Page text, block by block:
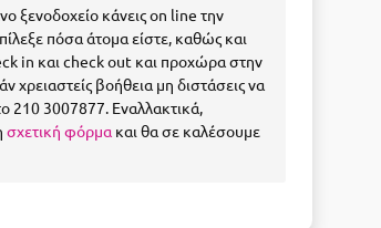
ξενοδοχείο κάνεις on line την
πόσα άτομα είστε, καθώς και
in και check out και προχώρα στην
χρειαστείς βοήθεια μη διστάσεις να
210 3007877. Εναλλακτικά,
σχετική φόρμα και θα σε καλέσουμε